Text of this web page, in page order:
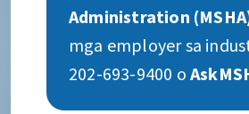
Administration
mga employer sa
202-693-9400 o